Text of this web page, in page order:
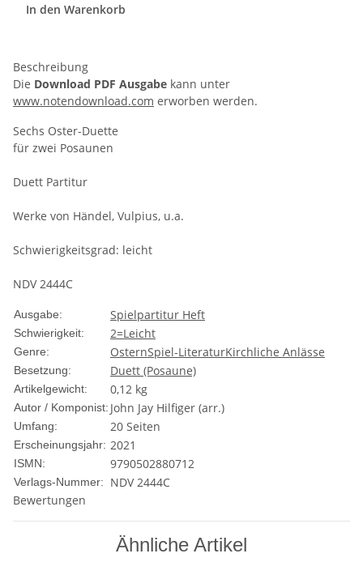
In den Warenkorb
Beschreibung
Die Download PDF Ausgabe kann unter
www.notendownload.com erworben werden.
Sechs Oster-Duette
für zwei Posaunen
Duett Partitur
Werke von Händel, Vulpius, u.a.
Schwierigkeitsgrad: leicht
NDV 2444C
Ausgabe: Spielpartitur Heft
Schwierigkeit: 2=Leicht
Genre: OsternSpiel-LiteraturKirchliche Anlässe
Besetzung: Duett (Posaune)
Artikelgewicht: 0,12 kg
Autor / Komponist: John Jay Hilfiger (arr.)
Umfang: 20 Seiten
Erscheinungsjahr: 2021
ISMN: 9790502880712
Verlags-Nummer:
NDV 2444C
Bewertungen
Ähnliche Artikel